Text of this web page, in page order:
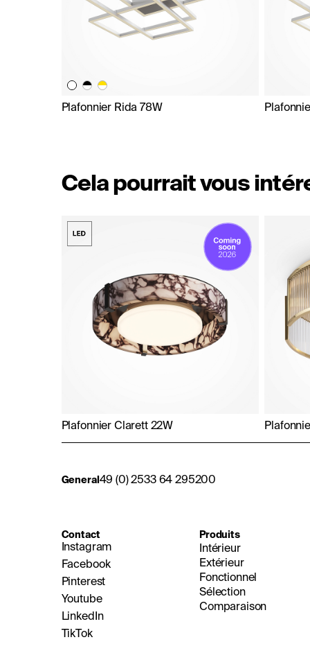
Plafonnier Rida 78W
Cela pourrait vous
Plafonnier Clarett 22W
General49 (0) 2533 64 295200
Contact
Instagram
Facebook
Pinterest
Youtube
LinkedIn
TikTok
Produits
Intérieur
Extérieur
Fonctionnel
Sélection
Comparaison